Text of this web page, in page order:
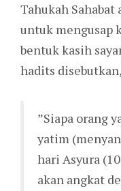
Tahukah
untuk mengusap
bentuk kasih
hadits
”Siapa orang
yatim
hari Asyura
akan angkat